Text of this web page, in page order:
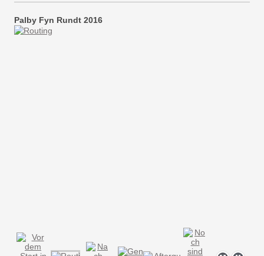
Palby Fyn Rundt 2016